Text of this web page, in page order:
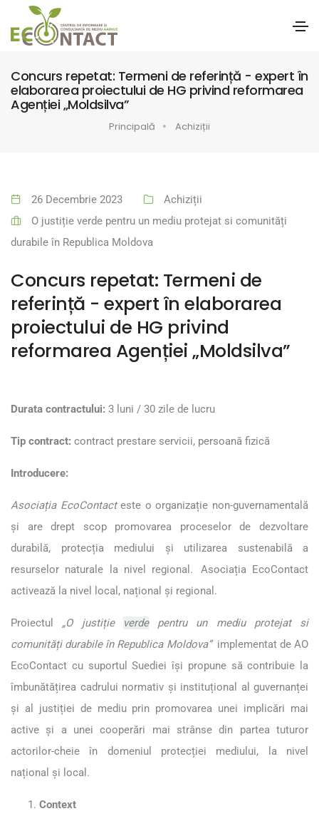
Concurs repetat: Termeni de referință - expert în
elaborarea proiectului de HG privind reformarea
Agenției „Moldsilva”
Principală Achiziții
26 Decembrie 2023
Achiziții
O justiție verde pentru un mediu protejat si comunități
durabile în Republica Moldova
Concurs repetat: Termeni de
referință - expert în elaborarea
proiectului de HG privind
reformarea Agenției „Moldsilva”
Durata contractului: 3 luni / 30 zile de lucru
Tip contract: contract prestare servicii, persoană fizică
Introducere:
Asociația EcoContacteste o organizație non-guvernamentală
și are drept scop promovarea proceselor de dezvoltare
durabilă, protecția mediului și utilizarea sustenabilă a
resurselor naturale la nivel regional. Asociația EcoContact
activează la nivel local, național și regional.
Proiectul „O justiție verdepentru un mediu protejat si
comunități durabile în Republica Moldova” implementat de AO
EcoContact cu suportul Suediei își propune să contribuie la
îmbunătățirea cadrului normativ și instituțional al guvernanței
și al justiției de mediu prin promovarea unei implicări mai
active și a unei cooperări mai strânse din partea tuturor
actorilor-cheie în domeniul protecției mediului, la nivel
național și local.
Context